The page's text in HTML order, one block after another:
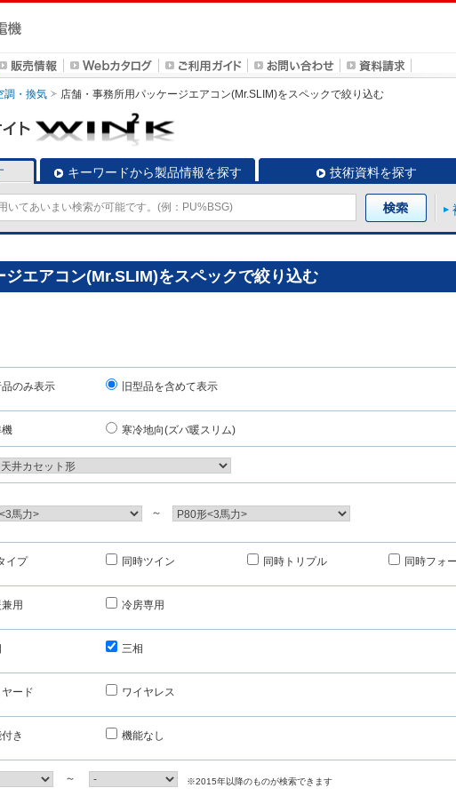
調・換気 店舗・事務所用パッケージエアコン(Mr.SLIM)をスペックで絞り込む
キーワードから製品情報を探す 技術資料を探す
ジエアコン(Mr.SLIM)をスペックで絞り込む
のみ表示 旧型品を含めて表示
寒冷地向(ズバ暖スリム)
～
イプ 同時ツイン 同時トリプル 同時フォ
用 冷房専用
三相
ード ワイヤレス
き 機能なし
～ ※2015年以降のものが検索できます